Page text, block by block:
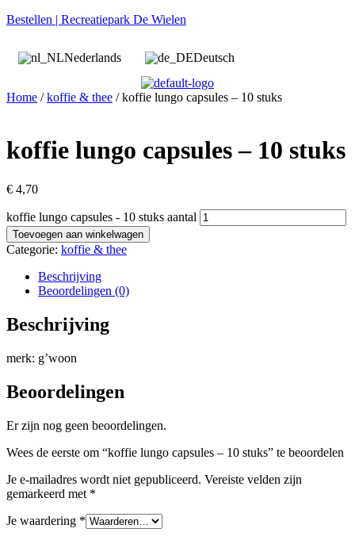
Bestellen | Recreatiepark De Wielen
Nederlands Deutsch
Home /koffie & thee / koffie lungo capsules – 10 stuks
koffie lungo capsules – 10 stuks
€ 4,70
koffie lungo capsules - 10 stuks aantal
Toevoegen aan winkelwagen
Categorie: koffie & thee
Beschrijving
Beoordelingen (0)
Beschrijving
merk: g’woon
Beoordelingen
Er zijn nog geen beoordelingen.
Wees de eerste om “koffie lungo capsules – 10 stuks” te beoordelen
Je e-mailadres wordt niet gepubliceerd. Vereiste velden zijn
gemarkeerd met *
Je waardering *